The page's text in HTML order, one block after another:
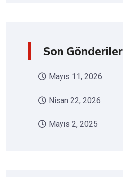
Son Gönderiler
Mayıs 11, 2026
Nisan 22, 2026
Mayıs 2, 2025